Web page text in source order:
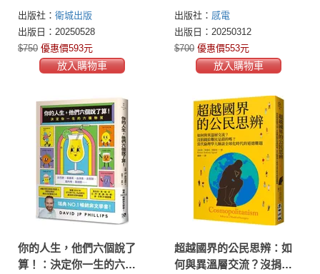
出版社： 衛城出版
出版日：20250528
$750 優惠價593元
放入購物車
出版社： 感電
出版日：20250312
$700 優惠價553元
放入購物車
你的人生，他們六個說了
算！：決定你一生的六種
超越國界的公民思辨：如
何與異溫層交流？沒捐錢